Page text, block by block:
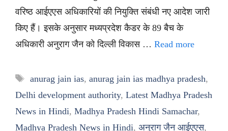
वरिष्ठ आईएएस अधिकारियों की नियुक्ति संबंधी नए आदेश जारी
किए हैं। इसके अनुसार मध्यप्रदेश कैडर के 89 बैच के
अधिकारी अनुराग जैन को दिल्ली विकास … Read more
Tags
anurag jain ias, anurag jain ias madhya pradesh,
Delhi development authority, Latest Madhya Pradesh
News in Hindi, Madhya Pradesh Hindi Samachar,
Madhya Pradesh News in Hindi, अनुराग जैन आईएएस,